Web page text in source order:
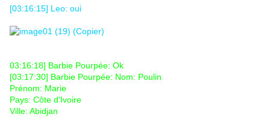
[03:16:15] Leo: oui
03:16:18] Barbie Pourpée: Ok
[03:17:30] Barbie Pourpée: Nom: Poulin
Prénom: Marie
Pays: Côte d'Ivoire
Ville: Abidjan